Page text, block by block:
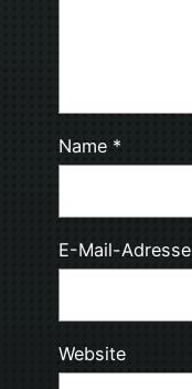
Name *
E-Mail-Adresse
Website